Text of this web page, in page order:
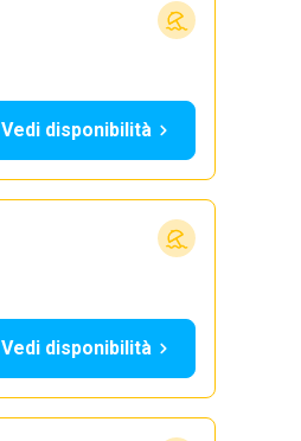
Vedi disponibilità
Vedi disponibilità